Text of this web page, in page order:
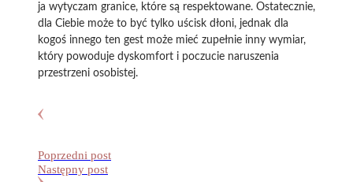
ja wytyczam granice, które są respektowane. Ostatecznie,
dla Ciebie może to być tylko uścisk dłoni, jednak dla
kogoś innego ten gest może mieć zupełnie inny wymiar,
który powoduje dyskomfort i poczucie naruszenia
przestrzeni osobistej.
Poprzedni post
Następny post